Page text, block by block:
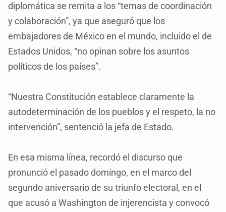
diplomática se remita a los “temas de coordinación
y colaboración”, ya que aseguró que los
embajadores de México en el mundo, incluido el de
Estados Unidos, “no opinan sobre los asuntos
políticos de los países”.
“Nuestra Constitución establece claramente la
autodeterminación de los pueblos y el respeto, la no
intervención”, sentenció la jefa de Estado.
En esa misma línea, recordó el discurso que
pronunció el pasado domingo, en el marco del
segundo aniversario de su triunfo electoral, en el
que acusó a Washington de injerencista y convocó